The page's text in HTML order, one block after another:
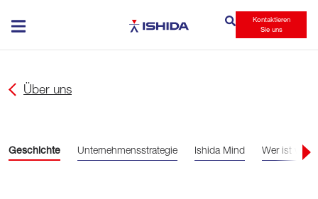
Kontaktieren
Sie uns
Über uns
Geschichte Unternehmensstrategie Ishida Mind Wer ist wer